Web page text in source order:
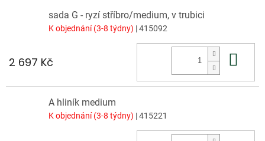
sada G - ryzí stříbro/medium, v trubici
K objednání (3-8 týdny) | 415092
2 697 Kč
A hliník medium
K objednání (3-8 týdny) | 415221